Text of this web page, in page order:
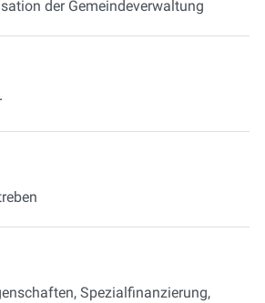
der Gemeindeverwaltung
Spezialfinanzierung,